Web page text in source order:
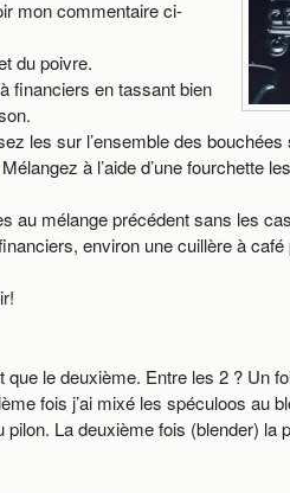
mon commentaire ci-
du poivre.
financiers en tassant bien
les sur l’ensemble des
à l’aide d’une fourchette
au mélange précédent sans les
environ une cuillère à café
le deuxième. Entre les 2 ? Un
fois j’ai mixé les spéculoos au
La deuxième fois (blender) la